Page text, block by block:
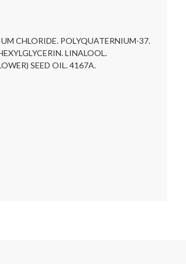
CHLORIDE. POLYQUATERNIUM-37.
LINALOOL.
SEED OIL. 4167A.